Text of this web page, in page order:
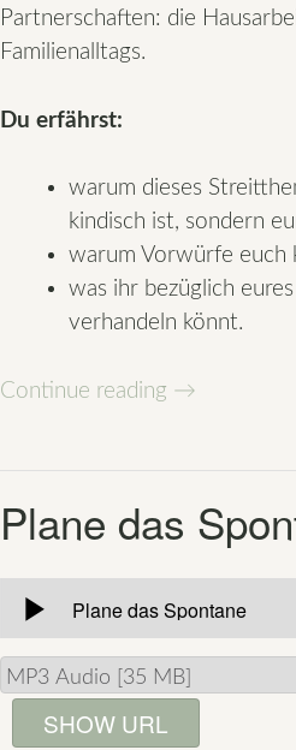
Partnerschaften: die
Familienalltags.
Du erfährst:
warum dieses
kindisch ist, sondern
warum Vorwürfe euch
was ihr bezüglich
verhandeln könnt.
Continue reading „Das
→
Plane das
SHOW URL